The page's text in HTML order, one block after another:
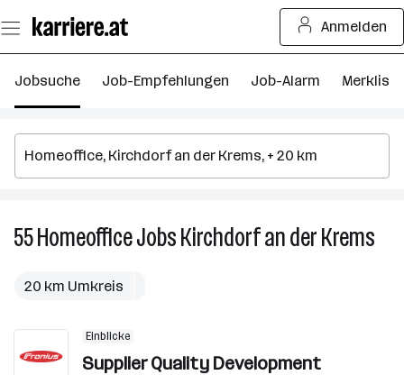
Seiteninhalt
springen
Anmelden
Jobsuche Job-Empfehlungen Job-Alarm Merkliste
55HomeofficeJobsKirchdorf an der Krems
20 km Umkreis
Einblicke
Supplier Quality Development